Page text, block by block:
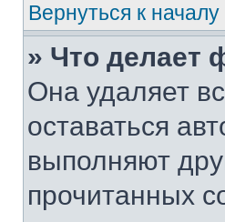
Вернуться к началу
» Что делает
Она удаляет
оставаться
выполняют
прочитанных